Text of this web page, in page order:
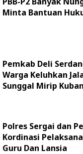
Minta Bantuan
Pemkab Deli
Warga Keluhkan
Sunggal Mirip
Polres Sergai dan
Kordinasi
Guru Dan Lansia